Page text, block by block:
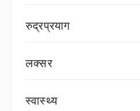
रुद्रप्रयाग
लक्सर
स्वास्थ्य